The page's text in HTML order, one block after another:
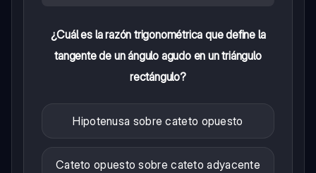
¿Cuál es la razón trigonométrica que define la
tangente de un ángulo agudo en un triángulo
rectángulo?
Hipotenusa sobre cateto opuesto
Cateto opuesto sobre cateto adyacente